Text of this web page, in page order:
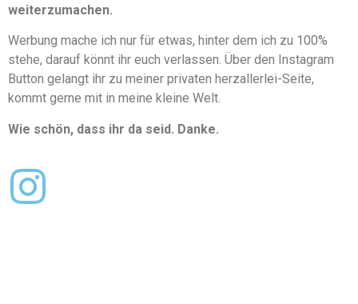
weiterzumachen.
Werbung mache ich nur für etwas, hinter dem ich zu 100%
stehe, darauf könnt ihr euch verlassen. Über den Instagram
Button gelangt ihr zu meiner privaten herzallerlei-Seite,
kommt gerne mit in meine kleine Welt.
Wie schön, dass ihr da seid. Danke.